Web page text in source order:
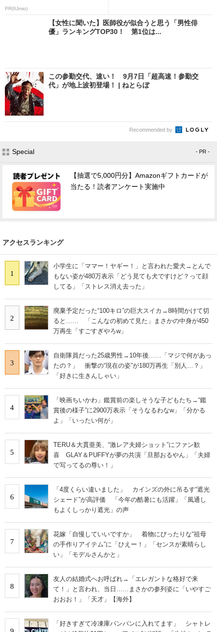
PR(IIJmio)
【女性に聞いた】医師役が似合うと思う「男性俳
優」ランキングTOP30！ 第1位は...
この参勤交代、速い！ 9月7日「超高速！参勤交
代」が地上波初登場！ | ねとらぼ
Recommended by
Special - PR -
【抽選で5,000円分】Amazonギフトカードが
当たる！読者アンケート実施中
アクセスランキング
1
小学生に「ママー！ヤギー！」と言われた愛犬→とんで
もない姿が480万表示「どう見ても犬ですけど？って顔
してる」「ストレス消え去った」
2
廃棄予定だった“100キロ”の巨大スイカ→8時間かけて切
ると…… 「こんなの初めて見た」まさかの中身が450
万再生「すごすぎやろw」
3
自衛隊員だった25歳男性→10年後……「マジで何があっ
たの？」 衝撃の“現在の姿”が180万再生「別人…？」
「好きに生きんしゃい」
4
「映画ちいかわ」鑑賞前の楽しそうな子どもたち→“鑑
賞後の様子”に2900万表示「そうなるわなw」「分かる
よ」「いったい何が」
5
TERU＆大貫亜美、“激レア夫婦ショット”にファン歓
喜 GLAY＆PUFFYが夢の共演「旦那おるやん」「夫婦
で写ってるの尊い！」
6
「4度くらい違いました」 カインズの外に吊るす“遮光
シェード”が高評価 「今年の酷暑にも活躍」「風通し
もよくしっかり遮光」の声
7
花嫁「自慢していいですか」 着物にぴったりな“祖母
の手作りアイテム”に「ひえー！」「センスが素晴らし
い」「モデルさんかと」
8
友人の結婚式へお呼ばれ→「エレガントな格好で来
て！」と言われ、当日……まさかの参列姿に「いやすご
おおお！」「天才」【海外】
「好きすぎて冷凍庫パンパンに入れてます」 シャトレ